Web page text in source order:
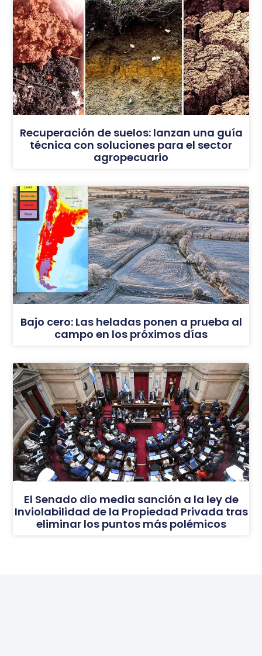
Recuperación de suelos: lanzan una guía
técnica con soluciones para el sector
agropecuario
Bajo cero: Las heladas ponen a prueba al
campo en los próximos días
El Senado dio media sanción a la ley de
Inviolabilidad de la Propiedad Privada tras
eliminar los puntos más polémicos